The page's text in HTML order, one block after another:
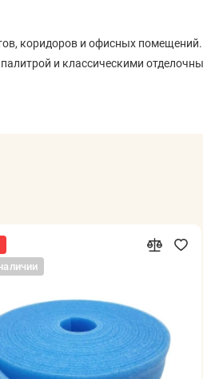
коридоров и офисных
и классическими